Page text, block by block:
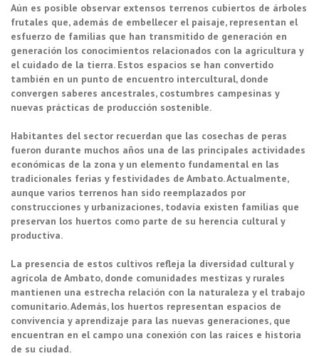
Aún es posible observar extensos terrenos cubiertos de árboles
frutales que, además de embellecer el paisaje, representan el
esfuerzo de familias que han transmitido de generación en
generación los conocimientos relacionados con la agricultura y
el cuidado de la tierra. Estos espacios se han convertido
también en un punto de encuentro intercultural, donde
convergen saberes ancestrales, costumbres campesinas y
nuevas prácticas de producción sostenible.
Habitantes del sector recuerdan que las cosechas de peras
fueron durante muchos años una de las principales actividades
económicas de la zona y un elemento fundamental en las
tradicionales ferias y festividades de Ambato. Actualmente,
aunque varios terrenos han sido reemplazados por
construcciones y urbanizaciones, todavía existen familias que
preservan los huertos como parte de su herencia cultural y
productiva.
La presencia de estos cultivos refleja la diversidad cultural y
agrícola de Ambato, donde comunidades mestizas y rurales
mantienen una estrecha relación con la naturaleza y el trabajo
comunitario. Además, los huertos representan espacios de
convivencia y aprendizaje para las nuevas generaciones, que
encuentran en el campo una conexión con las raíces e historia
de su ciudad.